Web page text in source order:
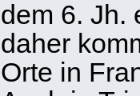
dem 6. Jh.
daher
Orte in